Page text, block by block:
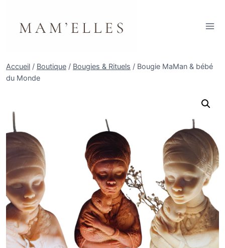
contenu
Accueil / Boutique / Bougies & Rituels / Bougie MaMan & bébé
du Monde